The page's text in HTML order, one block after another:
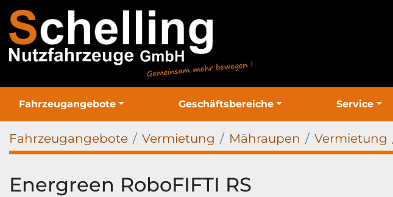
Fahrzeugangebote Geschäftsbereiche Service
Fahrzeugangebote Vermietung Mähraupen Vermietung
Energreen RoboFIFTI RS